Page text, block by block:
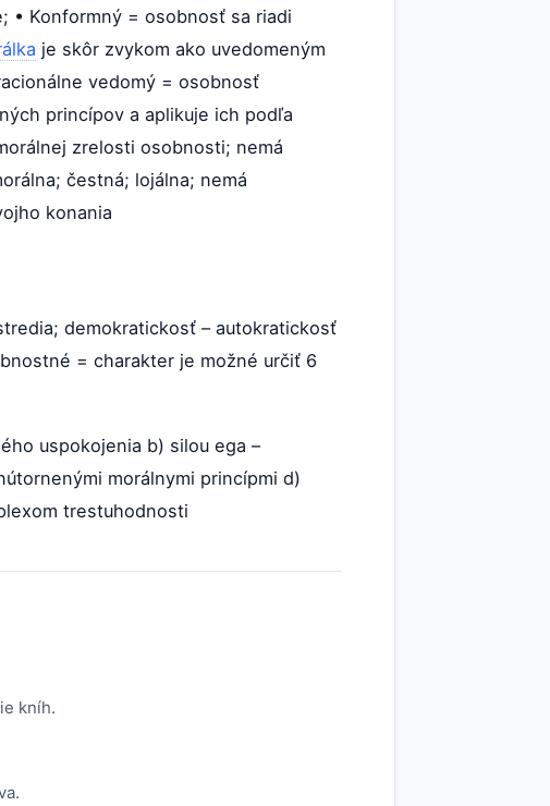
• Konformný = osobnosť sa riadi
je skôr zvykom ako uvedomeným
vedomý = osobnosť
princípov a aplikuje ich podľa
zrelosti osobnosti; nemá
čestná; lojálna; nemá
konania
demokratickosť – autokratickosť
= charakter je možné určiť 6
uspokojenia b) silou ega –
morálnymi princípmi d)
trestuhodnosti
kníh.